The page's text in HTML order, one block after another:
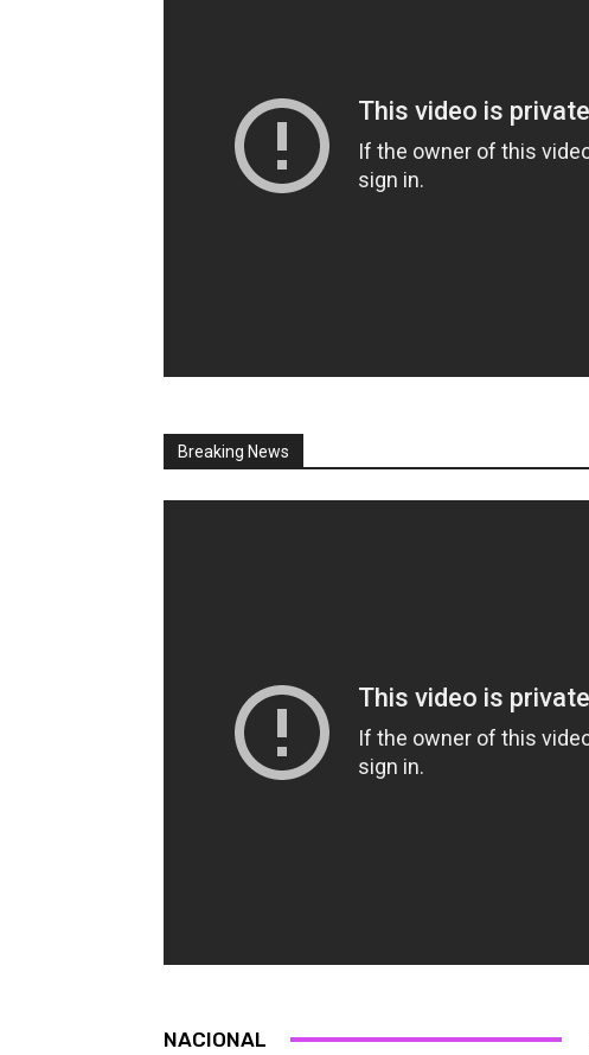
Breaking News
NACIONAL